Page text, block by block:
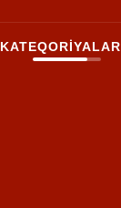
KATEQORİYALAR